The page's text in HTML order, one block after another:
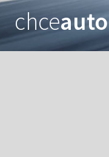
chceauto